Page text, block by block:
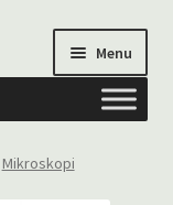
Menu
Mikroskopi